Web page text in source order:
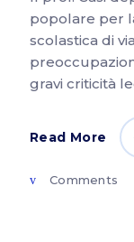
popolare per
scolastica di
gravi criticità
Read More
Comments